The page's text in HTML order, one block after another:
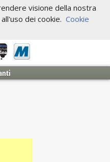
visione della nostra
dei cookie. Cookie